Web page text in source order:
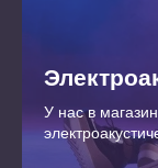
У нас в